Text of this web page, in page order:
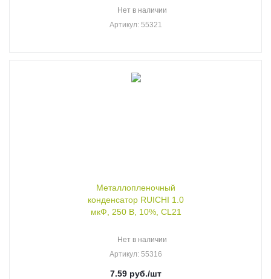
Нет в наличии
Артикул: 55321
Металлопленочный
конденсатор RUICHI 1.0
мкФ, 250 В, 10%, CL21
Нет в наличии
Артикул: 55316
7.59 руб./шт